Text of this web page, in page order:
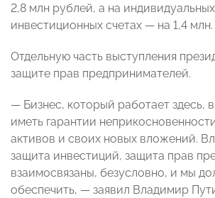
2,8 млн рублей, а на индивидуальных
инвестиционных счетах — на 1,4 млн.
Отдельную часть выступления
защите прав предпринимателей.
— Бизнес, который работает здесь,
иметь гарантии
активов и своих новых вложений.
защита инвестиций, защита прав
взаимосвязаны, безусловно, и мы
обеспечить, — заявил Владимир